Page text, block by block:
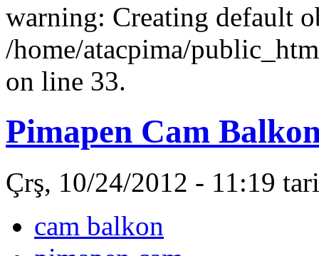
warning: Creating default
/home/atacpima/
on line 33.
Pimapen Cam
Çrş, 10/24/2012 - 11:19
cam balkon